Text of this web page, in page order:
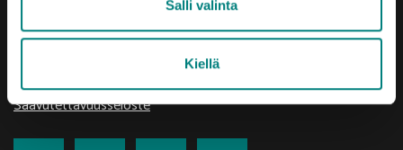
Salli valinta
Kiellä
etunimi.sukunimi@prizz.fi
Saavutettavuusseloste